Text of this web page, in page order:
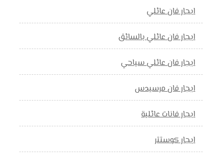
ايجار فان عائلي
ايجار فان عائلي بالسائق
ايجار فان عائلي سياحي
ايجار فان مرسيدس
ايجار فانات عائلية
ايجار كوستتر